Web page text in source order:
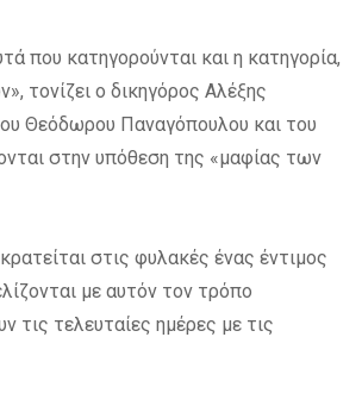
που κατηγορούνται και η κατηγορία,
τονίζει ο δικηγόρος Αλέξης
Θεόδωρου Παναγόπουλου και του
στην υπόθεση της «μαφίας των
στις φυλακές ένας έντιμος
με αυτόν τον τρόπο
τις τελευταίες ημέρες με τις